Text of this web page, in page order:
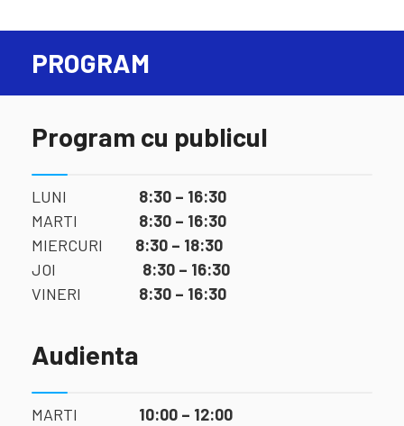
PROGRAM
Program cu publicul
LUNI 8:30 – 16:30
MARTI 8:30 – 16:30
MIERCURI 8:30 – 18:30
JOI 8:30 – 16:30
VINERI 8:30 – 16:30
Audienta
MARTI 10:00 – 12:00